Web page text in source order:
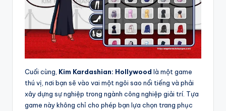
Cuối cùng, Kim Kardashian: Hollywood là một game
thú vị, nơi bạn sẽ vào vai một ngôi sao nổi tiếng và phải
xây dựng sự nghiệp trong ngành công nghiệp giải trí. Tựa
game này không chỉ cho phép bạn lựa chọn trang phục